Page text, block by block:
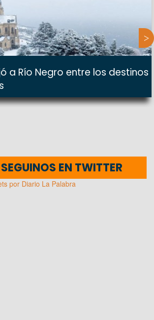
a Río Negro entre los destinos
EN TWITTER
por Diario La Palabra